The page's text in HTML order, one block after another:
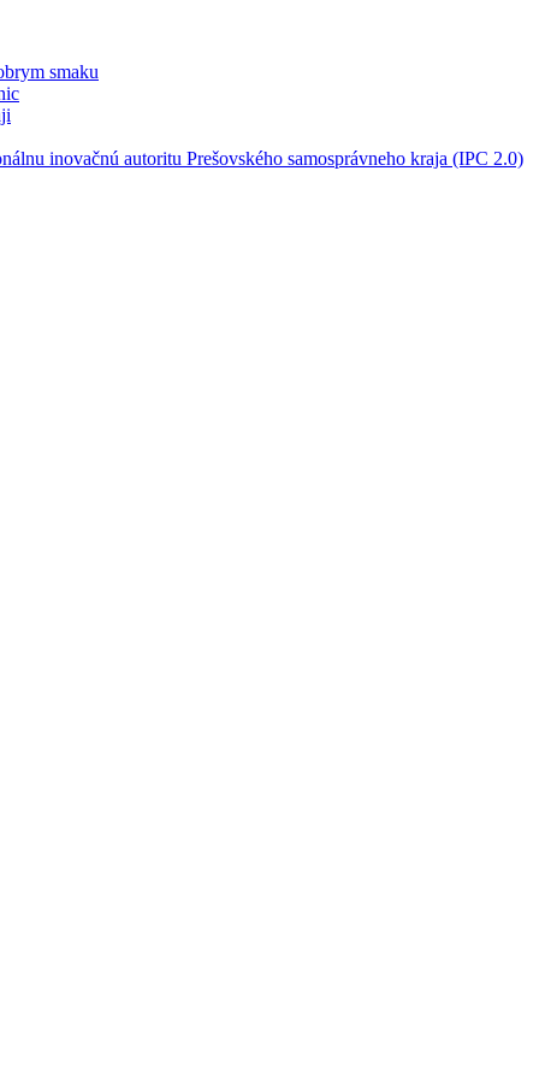
smaku
inovačnú autoritu Prešovského samosprávneho kraja (IPC 2.0)